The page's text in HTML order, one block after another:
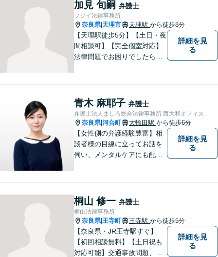
加見 旬嗣 弁護士
フジイ法律事務所
奈良県| 天理市 天理駅 から徒歩8分
【天理駅徒歩5分】【土日・夜
間相談可】【完全個室対応】
法律問題でお困りでしたらお
いたします。お早めのご相談
が納得のいく解決への第一歩
です。
詳細を見
る
青木 麻耶子 弁護士
弁護士法人ましろ総合法律事務所 西大和オフィス
奈良県|河合町 大輪田駅 から徒歩6分
【女性側の弁護経験豊富】相
談者様の目線に立ってお話を
伺い、メンタルケアにも配慮
策をご提案【LINE利用可】
【平日夜間、土日祝日、応相
談】
詳細を見
る
桐山 修一 弁護士
桐山法律事務所
奈良県|王寺町 王寺駅 から徒歩5分
【奈良県・JR王寺駅すぐ】
【初回相談無料】【土日祝も
対応可能】交通事故問題、遺
詳細を見
る